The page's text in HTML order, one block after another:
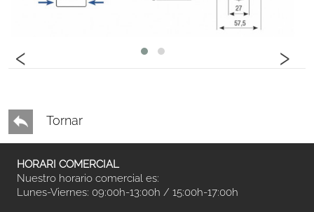
‹ ›
Tornar
HORARI COMERCIAL
Nuestro horario comercial es:
Lunes-Viernes: 09:00h-13:00h / 15:00h-17:00h